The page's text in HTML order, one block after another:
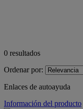
0 resultados
Ordenar por:
Enlaces de autoayuda
Información del producto